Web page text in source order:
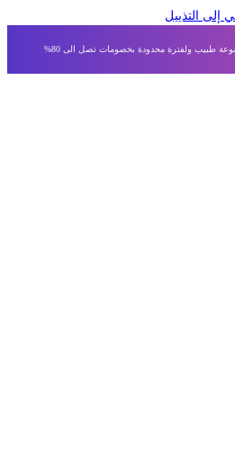
التذييل
ولفترة محدودة بخصومات تصل الى 80%